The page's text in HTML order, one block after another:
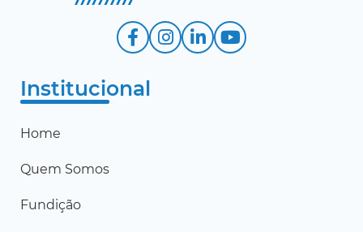
Institucional
Home
Quem Somos
Fundição